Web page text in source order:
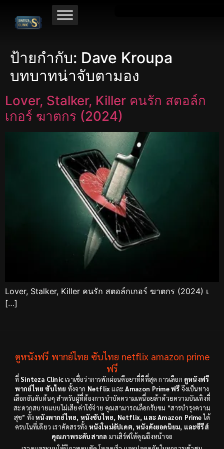
ป้ายกำกับ: Dave Kroupa
บทบาทน่าจับตามอง
Lover, Stalker, Killer คนรัก สตอล์ก
เกอร์ ฆาตกร (2024)
Lover, Stalker, Killer คนรัก สตอล์กเกอร์ ฆาตกร (2024) เ
[…]
ดูหนังฟรี พากย์ไทย ซับไทย netflix amazon prime
ฟรี
ที่Sinteza Clinicเราเชื่อว่าการพักผ่อนคือยาที่ดีที่สุด การเลือก ดูหนังฟรี
พากย์ไทย ซับไทย ทั้งจาก NetflixและAmazon Prime ฟรี จึงเป็นทาง
เลือกอันดับต้นๆ สำหรับผู้ที่ต้องการบำบัดความเหนื่อยล้าด้วยความบันเทิงที่
สะดวกสบายแบบไม่เสียค่าใช้จ่าย คุณสามารถเลือกรับชม “สารบำรุงความ
สุข” ทั้งหนังพากย์ไทย, หนังซับไทย, Netflix, และ Amazon Primeได้
ครบในที่เดียว เราคัดสรรทั้ง หนังใหม่อัปเดต, หนังดังยอดนิยม, และซีรีส์
คุณภาพระดับสากล มาเสิร์ฟให้คุณถึงหน้าจอ